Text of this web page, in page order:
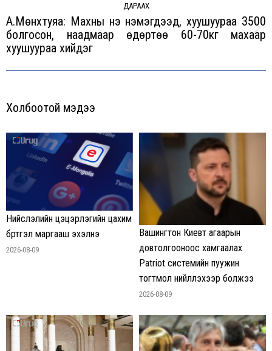
ДАРААХ
Next
А.Мөнхтуяа: Махны үнэ нэмэгдээд, хуушуураа 3500
болгосон, наадмаар өдөртөө 60-70кг махаар
хуушуураа хийдэг
Холбоотой мэдээ
Нийслэлийн цэцэрлэгийн цахим
бүртгэл маргааш эхэлнэ
2026-08-09
Вашингтон Киевт агаарын
довтолгооноос хамгаалах
Patriot системийн пуужин
тогтмол нийлүүлэхээр болжээ
2026-08-09